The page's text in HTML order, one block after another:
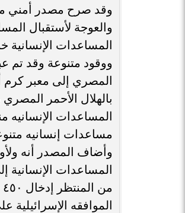
وقد صرح مصدر أمني
والعوجة لأستقبال
المصري إلى معبر كرم
بالهلال الأحمر
المساعدات الإنسانية